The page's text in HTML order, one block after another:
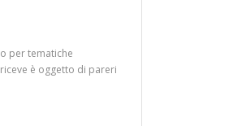
per tematiche
è oggetto di pareri